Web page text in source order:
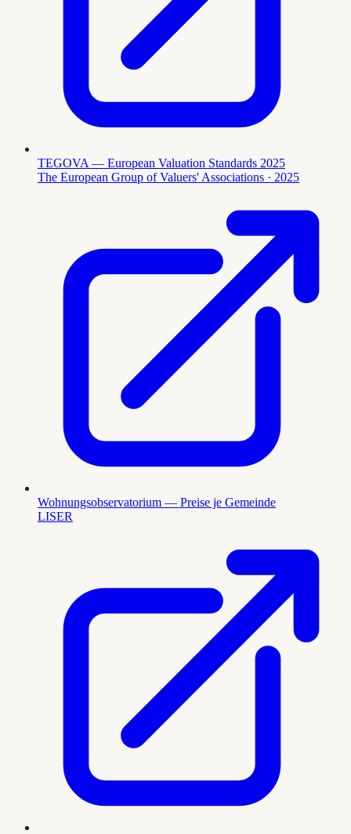
TEGOVA — European Valuation Standards 2025
The European Group of Valuers' Associations · 2025
Wohnungsobservatorium — Preise je Gemeinde
LISER